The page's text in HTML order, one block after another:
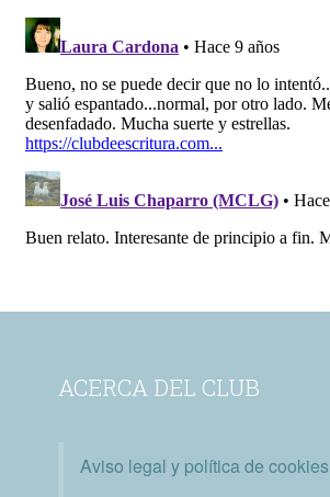
ACERCA DEL CLUB
Aviso legal y política de cookies